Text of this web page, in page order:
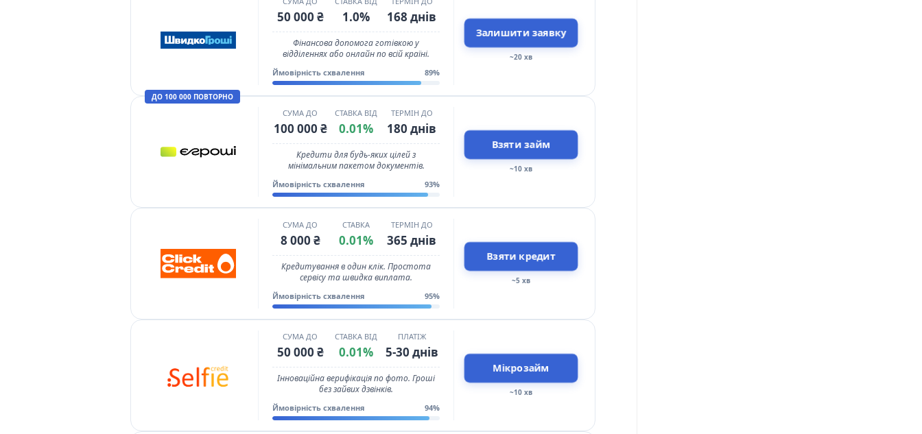
50 000 ₴ 1.0% 168 днів
Фінансова допомога готівкою у
відділеннях або онлайн по всій країні.
Ймовірність схвалення 89%
Залишити заявку
~20 хв
ДО 100 000 ПОВТОРНО
СУМА ДО
100 000 ₴
СТАВКА ВІД
0.01%
ТЕРМІН ДО
180 днів
Кредити для будь-яких цілей з
мінімальним пакетом документів.
Ймовірність схвалення 93%
Взяти займ
~10 хв
СУМА ДО
8 000 ₴
СТАВКА
0.01%
ТЕРМІН ДО
365 днів
Кредитування в один клік. Простота
сервісу та швидка виплата.
Ймовірність схвалення 95%
Взяти кредит
~5 хв
СУМА ДО
50 000 ₴
СТАВКА ВІД
0.01%
ПЛАТІЖ
5-30 днів
Інноваційна верифікація по фото. Гроші
без зайвих дзвінків.
Ймовірність схвалення 94%
Мікрозайм
~10 хв